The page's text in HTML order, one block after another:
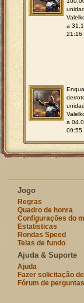
a
21:16
a
09:55
Jogo
Regras
Quadro de honra
Configurações do
Estatísticas
Rondas Speed
Telas de fundo
Ajuda & Suporte
Ajuda
Fazer solicitação
Fórum de perguntas